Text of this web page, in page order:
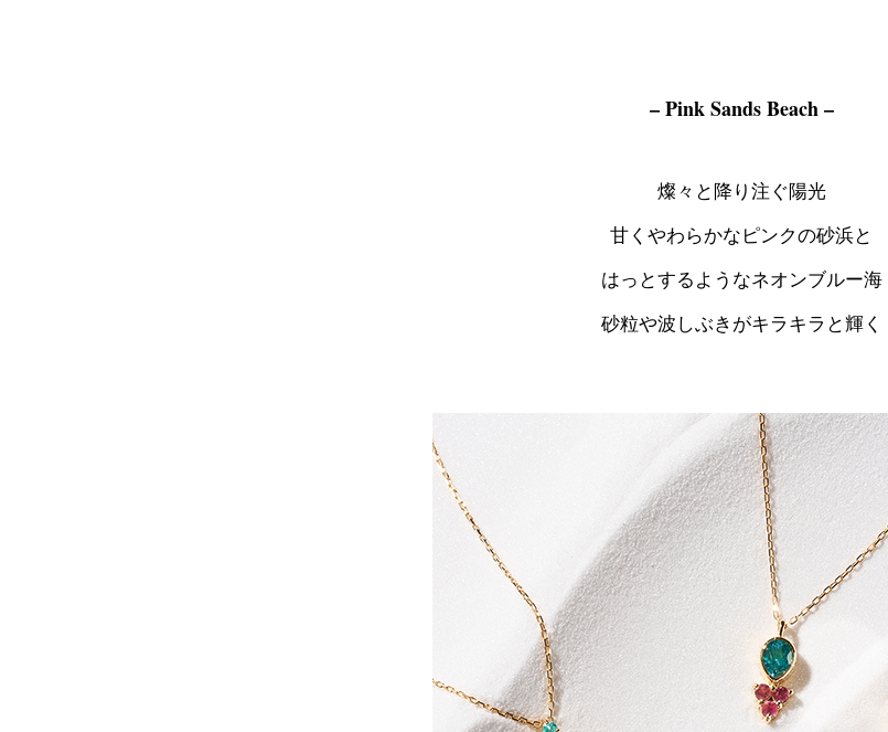
– Pink Sands Beach –
燦々と降り注ぐ陽光
甘くやわらかなピンクの砂浜と
はっとするようなネオンブルー海
砂粒や波しぶきがキラキラと輝く